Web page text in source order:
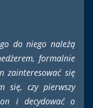
do niego należą
formalnie
zainteresować się
się, czy pierwszy
i decydować o